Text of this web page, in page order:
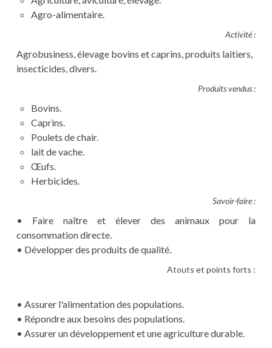
Agro-alimentaire.
Activité :
Agrobusiness, élevage bovins et caprins, produits laitiers,
insecticides, divers.
Produits vendus :
Bovins.
Caprins.
Poulets de chair.
lait de vache.
Œufs.
Herbicides.
Savoir-faire :
• Faire naître et élever des animaux pour la
consommation directe.
• Développer des produits de qualité.
Atouts et points forts :
• Assurer l'alimentation des populations.
• Répondre aux besoins des populations.
• Assurer un développement et une agriculture durable.